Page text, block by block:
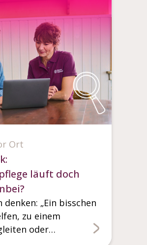
Ort
läuft doch
denken: „Ein bisschen
zu einem
oder…